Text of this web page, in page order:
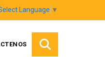
Language ▼